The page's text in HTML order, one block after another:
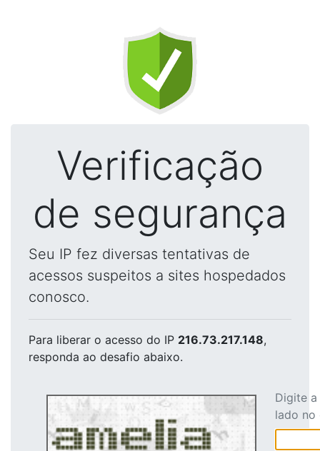
Verificação
de segurança
Seu IP fez diversas tentativas de
acessos suspeitos a sites hospedados
conosco.
Para liberar o acesso do IP 216.73.217.148,
responda ao desafio abaixo.
Digite
lado no